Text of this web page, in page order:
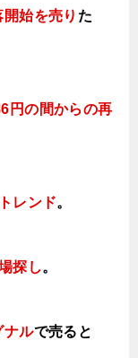
始を売り た
円の間からの再
レンド。
探し。
ナルで売ると